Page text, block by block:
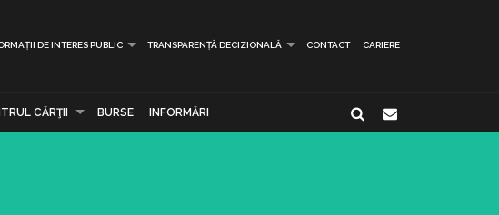
DE INTERES PUBLIC TRANSPARENȚĂ DECIZIONALĂ CONTACT CARIERE
CĂRŢII BURSE INFORMĂRI